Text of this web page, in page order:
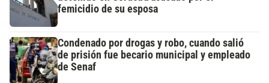
femicidio de su esposa
Condenado por drogas y robo, cuando salió
de prisión fue becario municipal y empleado
de Senaf